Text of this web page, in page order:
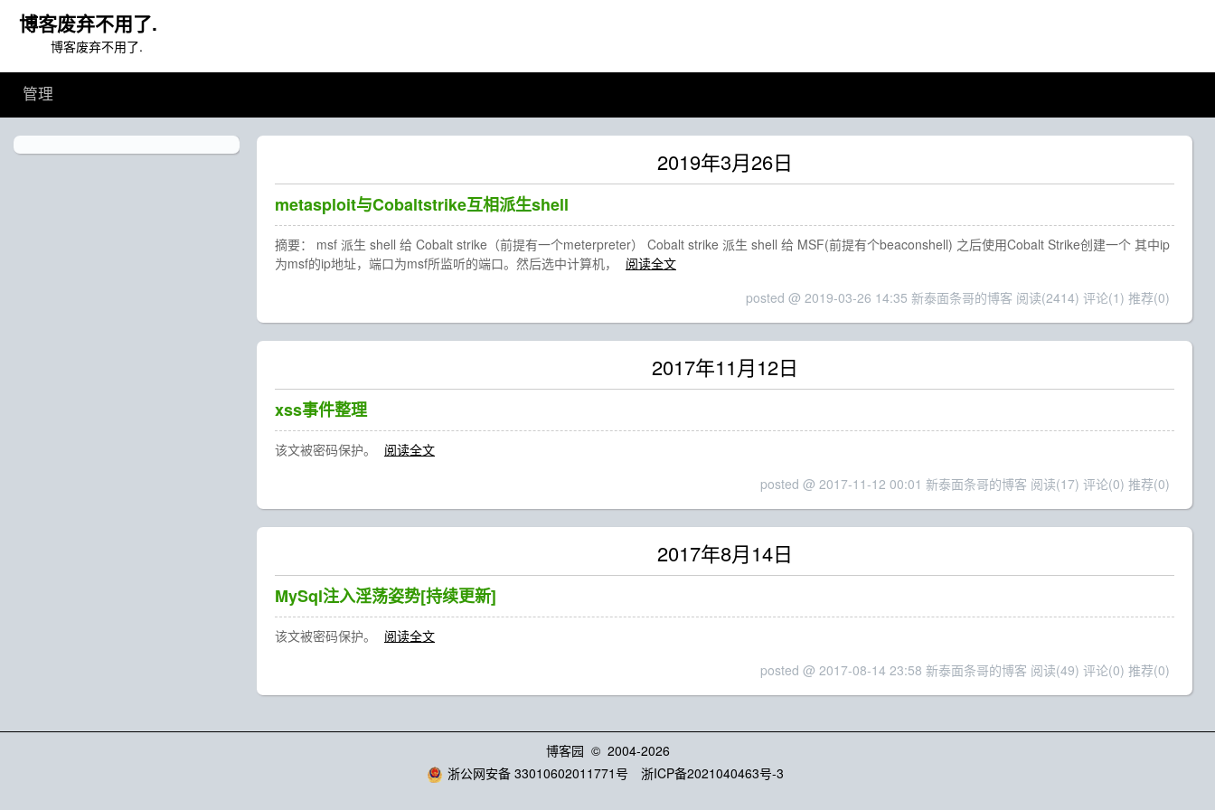
博客废弃不用了.
博客废弃不用了.
管理
2019年3月26日
metasploit与Cobaltstrike互相派生shell
摘要： msf 派生 shell 给 Cobalt strike（前提有一个meterpreter） Cobalt strike 派生 shell 给 MSF(前提有个beaconshell) 之后使用Cobalt Strike创建一个 其中ip
为msf的ip地址，端口为msf所监听的端口。然后选中计算机，
阅读全文
posted @ 2019-03-26 14:35 新泰面条哥的博客 阅读(2414) 评论(1) 推荐(0)
2017年11月12日
xss事件整理
该文被密码保护。
阅读全文
posted @ 2017-11-12 00:01 新泰面条哥的博客 阅读(17) 评论(0) 推荐(0)
2017年8月14日
MySql注入淫荡姿势[持续更新]
该文被密码保护。
阅读全文
posted @ 2017-08-14 23:58 新泰面条哥的博客 阅读(49) 评论(0) 推荐(0)
博客园 © 2004-2026
浙公网安备 33010602011771号
浙ICP备2021040463号-3